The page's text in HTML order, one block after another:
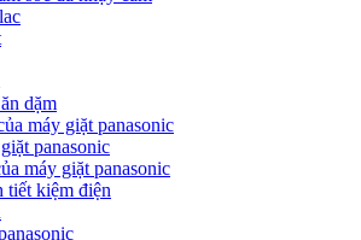
dặm
máy giặt panasonic
panasonic
máy giặt panasonic
tiết kiệm điện